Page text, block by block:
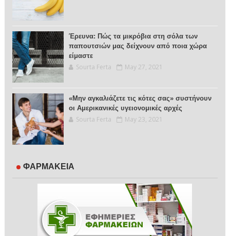
Έρευνα: Πώς τα μικρόβια στη σόλα των
παπουτσιών μας δείχνουν από ποια χώρα
είμαστε
Sourta Ferta May 27, 2021
«Μην αγκαλιάζετε τις κότες σας» συστήνουν
οι Αμερικανικές υγειονομικές αρχές
Sourta Ferta May 23, 2021
ΦΑΡΜΑΚΕΙΑ